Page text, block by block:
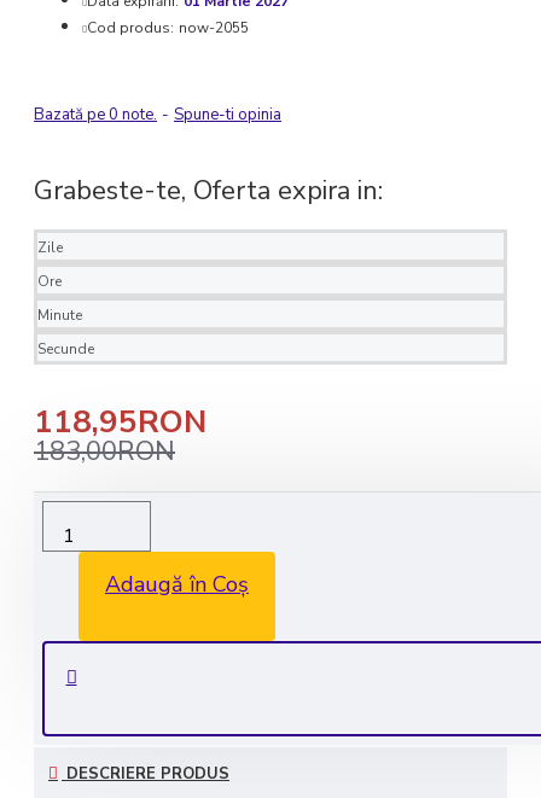
Cod produs: now-2055
Bazată pe 0 note. - Spune-ti opinia
Grabeste-te, Oferta expira in:
Zile
Ore
Minute
Secunde
118,95RON
183,00RON
Adaugă în Coș
Livrare rapida in 1-2 zile lucratoare
DESCRIERE PRODUS